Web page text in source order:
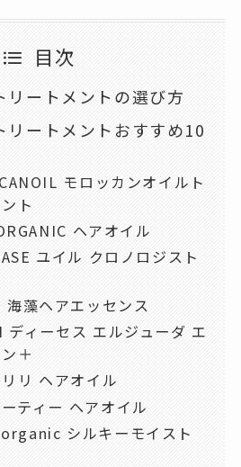
目次
リートメントの選び方
リートメントおすすめ10
モロッカンオイルト
ト
ヘアオイル
ユイル クロノロジスト
海藻ヘアエッセンス
ディーセス エルジューダ エ
＋
リ ヘアオイル
ティー ヘアオイル
シルキーモイスト